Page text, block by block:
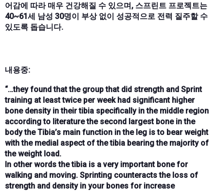
어감에 따라 매우 건강해질 수 있으며, 스프린트 프로젝트는
40~61세 남성 30명이 부상 없이 성공적으로 전력 질주할 수
있도록 돕습니다.
내용중:
“…they found that the group that did strength and Sprint
training at least twice per week had significant higher
bone density in their tibia specifically in the middle region
according to literature the second largest bone in the
body the Tibia’s main function in the leg is to bear weight
with the medial aspect of the tibia bearing the majority of
the weight load.
In other words the tibia is a very important bone for
walking and moving. Sprinting counteracts the loss of
strength and density in your bones for increase